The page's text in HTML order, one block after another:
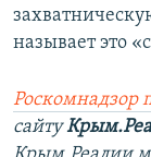
называет это
Роскомнадзор
сайту